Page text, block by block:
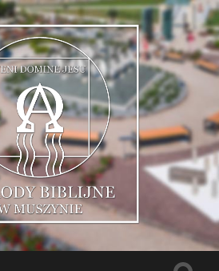
Muszyńskie
Ogrody
Biblijne